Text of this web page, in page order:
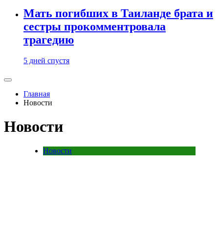
Мать погибших в Таиланде брата и
сестры прокомментровала
трагедию
5 дней спустя
Главная
Новости
Новости
Новости